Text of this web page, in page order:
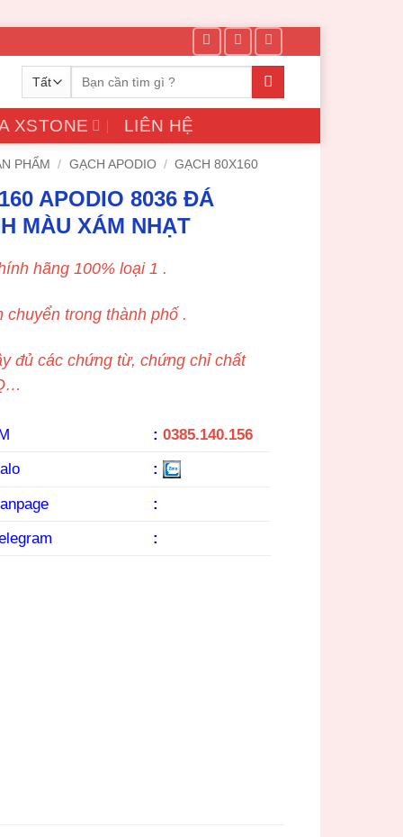
Tìm
XSTONE LIÊN HỆ
PHẨM / GẠCH APODIO / GẠCH 80X160
APODIO 8036 ĐÁ
MÀU XÁM NHẠT
hãng 100% loại 1 .
chuyển trong thành phố .
đủ các chứng từ, chứng chỉ chất
: 0385.140.156
:
:
: